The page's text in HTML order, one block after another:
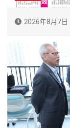
2026年8月7日